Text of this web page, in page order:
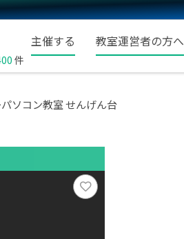
件
主催する 教室運営者の方へ
ソコン教室 せんげん台